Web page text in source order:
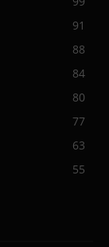
91
88
84
80
77
63
55